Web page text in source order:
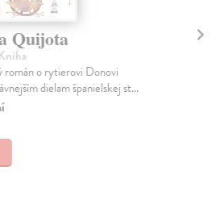
Quijota
o rytierovi Donovi
dielam španielskej st...